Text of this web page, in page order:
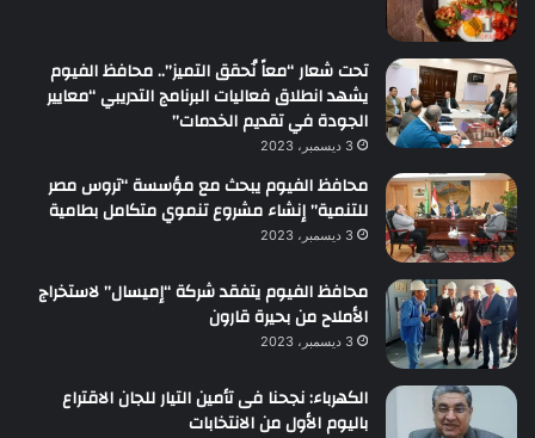
تحت شعار “معاً نُحقق التميز”.. محافظ الفيوم
يشهد انطلاق فعاليات البرنامج التدريبي “معايير
الجودة في تقديم الخدمات”
3 ديسمبر، 2023
محافظ الفيوم يبحث مع مؤسسة “تروس مصر
للتنمية” إنشاء مشروع تنموي متكامل بطامية
3 ديسمبر، 2023
محافظ الفيوم يتفقد شركة “إميسال” لاستخراج
الأملاح من بحيرة قارون
3 ديسمبر، 2023
الكهرباء: نجحنا فى تأمين التيار للجان الاقتراع
باليوم الأول من الانتخابات